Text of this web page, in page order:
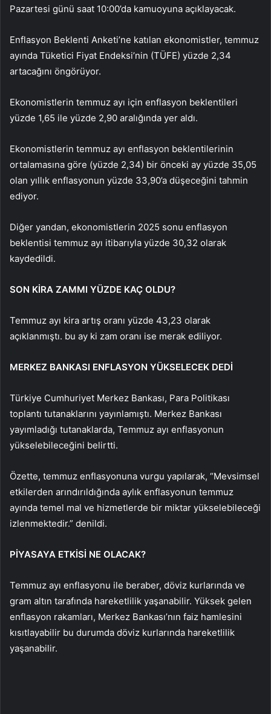
Pazartesi günü saat 10:00’da kamuoyuna açıklayacak.
Enflasyon Beklenti Anketi’ne katılan ekonomistler, temmuz
ayında Tüketici Fiyat Endeksi’nin (TÜFE) yüzde 2,34
artacağını öngörüyor.
Ekonomistlerin temmuz ayı için enflasyon beklentileri
yüzde 1,65 ile yüzde 2,90 aralığında yer aldı.
Ekonomistlerin temmuz ayı enflasyon beklentilerinin
ortalamasına göre (yüzde 2,34) bir önceki ay yüzde 35,05
olan yıllık enflasyonun yüzde 33,90’a düşeceğini tahmin
ediyor.
Diğer yandan, ekonomistlerin 2025 sonu enflasyon
beklentisi temmuz ayı itibarıyla yüzde 30,32 olarak
kaydedildi.
SON KİRA ZAMMI YÜZDE KAÇ OLDU?
Temmuz ayı kira artış oranı yüzde 43,23 olarak
açıklanmıştı. bu ay ki zam oranı ise merak ediliyor.
MERKEZ BANKASI ENFLASYON YÜKSELECEK DEDİ
Türkiye Cumhuriyet Merkez Bankası, Para Politikası
toplantı tutanaklarını yayınlamıştı. Merkez Bankası
yayımladığı tutanaklarda, Temmuz ayı enflasyonun
yükselebileceğini belirtti.
Özette, temmuz enflasyonuna vurgu yapılarak, “Mevsimsel
etkilerden arındırıldığında aylık enflasyonun temmuz
ayında temel mal ve hizmetlerde bir miktar yükselebileceği
izlenmektedir.” denildi.
PİYASAYA ETKİSİ NE OLACAK?
Temmuz ayı enflasyonu ile beraber, döviz kurlarında ve
gram altın tarafında hareketlilik yaşanabilir. Yüksek gelen
enflasyon rakamları, Merkez Bankası’nın faiz hamlesini
kısıtlayabilir bu durumda döviz kurlarında hareketlilik
yaşanabilir.